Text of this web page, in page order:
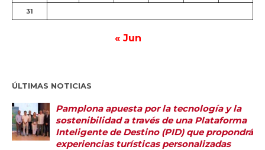
31
« Jun
ÚLTIMAS NOTICIAS
Pamplona apuesta por la tecnología y la
sostenibilidad a través de una Plataforma
Inteligente de Destino (PID) que propondrá
experiencias turísticas personalizadas